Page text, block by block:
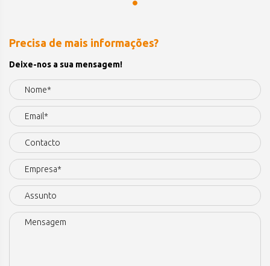
Precisa de mais informações?
Deixe-nos a sua mensagem!